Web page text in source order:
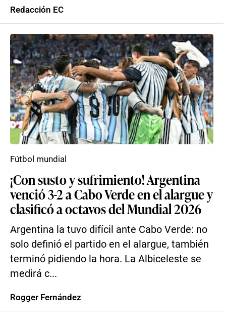
Redacción EC
¡Con susto y sufrimiento! Argentina
venció 3-2 a Cabo Verde en el alargue y
clasificó a octavos del Mundial 2026
Argentina la tuvo difícil ante Cabo Verde: no
solo definió el partido en el alargue, también
terminó pidiendo la hora. La Albiceleste se
medirá c...
Fútbol mundial
Rogger Fernández